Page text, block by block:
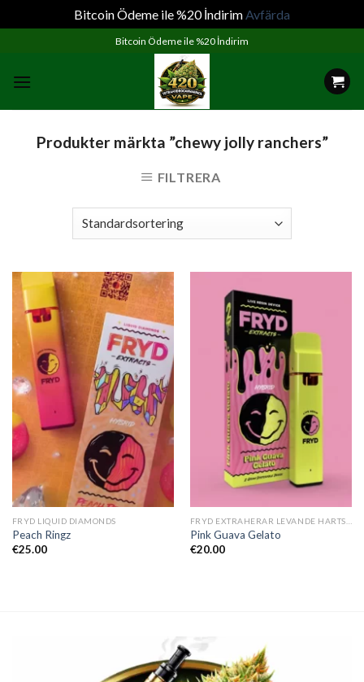
Bitcoin Ödeme ile %20 İndirimAvfärda
content
Bitcoin Ödeme ile %20 İndirim
Produkter märkta ”chewy jolly ranchers”
FILTRERA
FRYD LIQUID DIAMONDS
Peach Ringz
€25.00
Pink Guava Gelato
€20.00